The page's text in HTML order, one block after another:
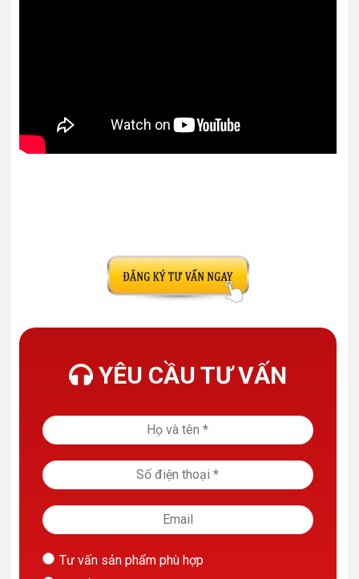
YÊU CẦU TƯ VẤN
Tư vấn sản phẩm phù hợp